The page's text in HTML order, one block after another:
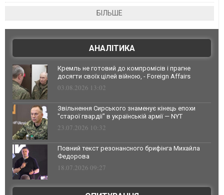
БІЛЬШЕ
АНАЛІТИКА
Кремль не готовий до компромісів і прагне
досягти своїх цілей війною, - Foreign Affairs
03.08.2026 13:02
Звільнення Сирського знаменує кінець епохи
"старої гвардії" в українській армії — NYT
23.07.2026 10:32
Повний текст резонансного брифінга Михайла
Федорова
18.07.2026 09:27